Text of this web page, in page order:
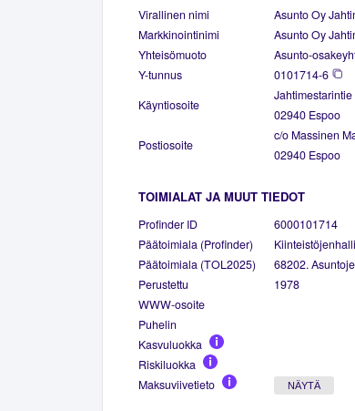
Virallinen nimi
Asunto Oy
Markkinointinimi
Asunto Oy
Yhteisömuoto
Asunto-
Y-tunnus
0101714-6
Käyntiosoite
Jahtimestarintie
02940 Espoo
Postiosoite
c/o Massinen
02940 Espoo
TOIMIALAT JA MUUT TIEDOT
Profinder ID
6000101714
Päätoimiala (Profinder)
Päätoimiala (TOL2025)
68202.
Perustettu
1978
WWW-osoite
Puhelin
Kasvuluokka
Riskiluokka
Maksuviivetieto
NÄYTÄ